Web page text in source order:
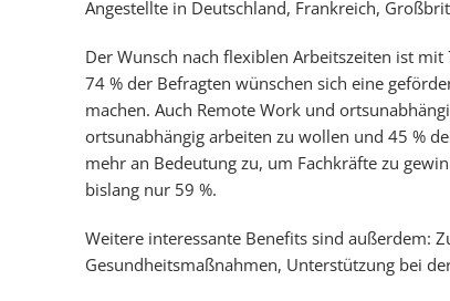
Angestellte in Deutschland, Frankreich,
Der Wunsch nach flexiblen Arbeitszeiten ist
74 % der Befragten wünschen sich eine
machen. Auch Remote Work und
ortsunabhängig arbeiten zu wollen und 45 %
mehr an Bedeutung zu, um Fachkräfte zu
bislang nur 59 %.
Weitere interessante Benefits sind außerdem:
Gesundheitsmaßnahmen, Unterstützung bei